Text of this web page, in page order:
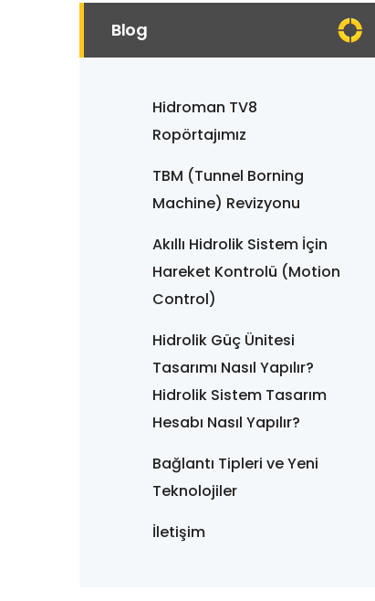
Blog
Hidroman TV8
Ropörtajımız
TBM (Tunnel Borning
Machine) Revizyonu
Akıllı Hidrolik Sistem İçin
Hareket Kontrolü (Motion
Control)
Hidrolik Güç Ünitesi
Tasarımı Nasıl Yapılır?
Hidrolik Sistem Tasarım
Hesabı Nasıl Yapılır?
Bağlantı Tipleri ve Yeni
Teknolojiler
İletişim